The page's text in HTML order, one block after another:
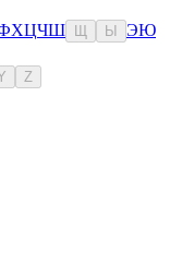
ХЦЧШ Ы ЭЮ
Z